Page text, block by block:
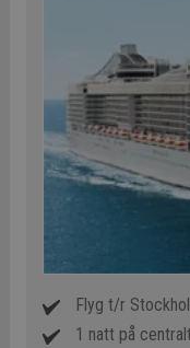
Flyg t/r
1 natt på